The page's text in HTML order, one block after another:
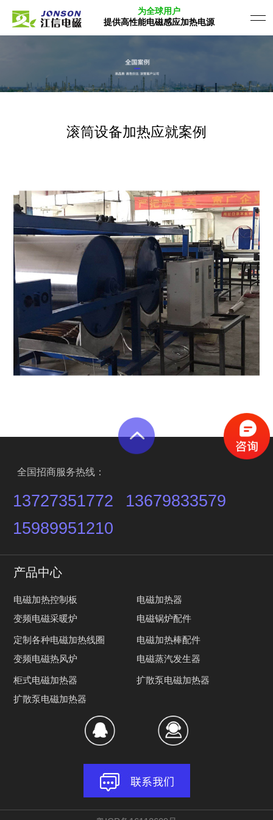
为全球用户
提供高性能电磁感应加热电源
滚筒设备加热应就案例
全国招商服务热线：
13727351772
13679833579
15989951210
产品中心
电磁加热控制板
电磁加热器
变频电磁采暖炉
电磁锅炉配件
定制各种电磁加热线圈
电磁加热棒配件
变频电磁热风炉
电磁蒸汽发生器
柜式电磁加热器
扩散泵电磁加热器
扩散泵电磁加热器